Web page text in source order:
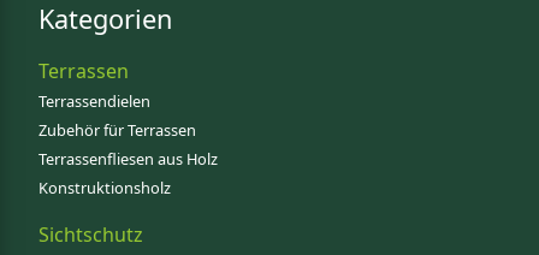
Kategorien
Terrassen
Terrassendielen
Zubehör für Terrassen
Terrassenfliesen aus Holz
Konstruktionsholz
Sichtschutz